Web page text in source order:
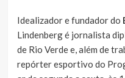
Idealizador e fundador do
Lindenberg é jornalista
de Rio Verde e, além de
repórter esportivo do